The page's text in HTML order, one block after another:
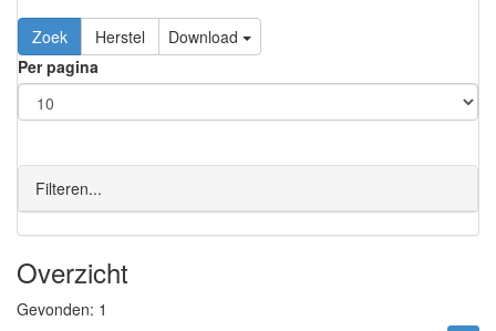
Zoek Herstel
Download
Per pagina
Filteren...
Overzicht
Gevonden: 1